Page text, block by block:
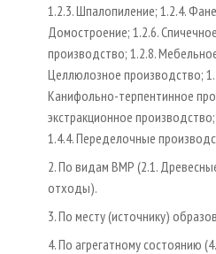
1.2.3. Шпалопиление; 1.2.4.
Домостроение; 1.2.6.
производство; 1.2.8.
Целлюлозное производство;
Канифольно-терпентинное
экстракционное
1.4.4. Переделочные
2. По видам ВМР (2.1.
отходы).
3. По месту (источнику)
4. По агрегатному состоянию